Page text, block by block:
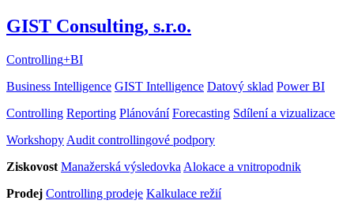
GIST Consulting, s.r.o.
Controlling+BI
Business Intelligence GIST Intelligence Datový sklad Power BI
Controlling Reporting Plánování Forecasting Sdílení a vizualizace
Workshopy Audit controllingové podpory
Ziskovost Manažerská výsledovka Alokace a vnitropodnik
Prodej Controlling prodeje Kalkulace režií